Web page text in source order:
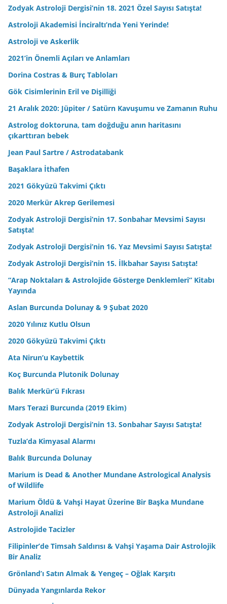
Zodyak Astroloji Dergisi’nin 18. 2021 Özel Sayısı Satışta!
Astroloji Akademisi İnciraltı’nda Yeni Yerinde!
Astroloji ve Askerlik
2021’in Önemli Açıları ve Anlamları
Dorina Costras & Burç Tabloları
Gök Cisimlerinin Eril ve Dişilliği
21 Aralık 2020: Jüpiter / Satürn Kavuşumu ve Zamanın Ruhu
Astrolog doktoruna, tam doğduğu anın haritasını
çıkarttıran bebek
Jean Paul Sartre / Astrodatabank
Başaklara İthafen
2021 Gökyüzü Takvimi Çıktı
2020 Merkür Akrep Gerilemesi
Zodyak Astroloji Dergisi’nin 17. Sonbahar Mevsimi Sayısı
Satışta!
Zodyak Astroloji Dergisi’nin 16. Yaz Mevsimi Sayısı Satışta!
Zodyak Astroloji Dergisi’nin 15. İlkbahar Sayısı Satışta!
“Arap Noktaları & Astrolojide Gösterge Denklemleri” Kitabı
Yayında
Aslan Burcunda Dolunay & 9 Şubat 2020
2020 Yılınız Kutlu Olsun
2020 Gökyüzü Takvimi Çıktı
Ata Nirun’u Kaybettik
Koç Burcunda Plutonik Dolunay
Balık Merkür’ü Fıkrası
Mars Terazi Burcunda (2019 Ekim)
Zodyak Astroloji Dergisi’nin 13. Sonbahar Sayısı Satışta!
Tuzla’da Kimyasal Alarmı
Balık Burcunda Dolunay
Marium is Dead & Another Mundane Astrological Analysis
of Wildlife
Marium Öldü & Vahşi Hayat Üzerine Bir Başka Mundane
Astroloji Analizi
Astrolojide Tacizler
Filipinler’de Timsah Saldırısı & Vahşi Yaşama Dair Astrolojik
Bir Analiz
Grönland’ı Satın Almak & Yengeç – Oğlak Karşıtı
Dünyada Yangınlarda Rekor